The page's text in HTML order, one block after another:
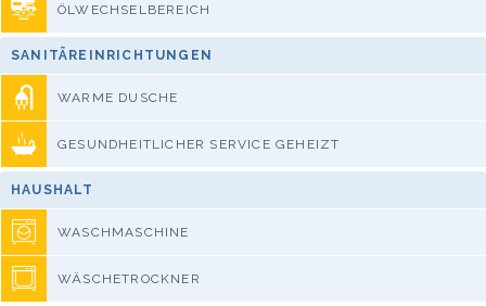
ÖLWECHSELBEREICH
SANITÄREINRICHTUNGEN
WARME DUSCHE
GESUNDHEITLICHER SERVICE GEHEIZT
HAUSHALT
WASCHMASCHINE
WÄSCHETROCKNER